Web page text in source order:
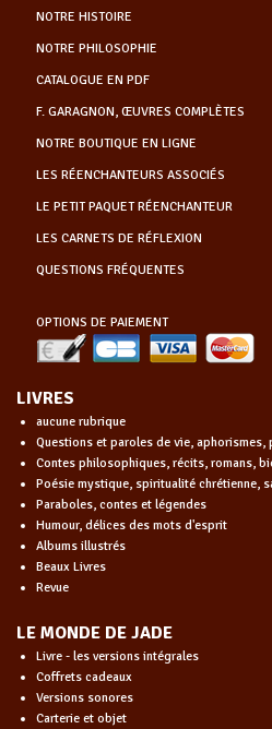
NOTRE HISTOIRE
NOTRE PHILOSOPHIE
CATALOGUE EN PDF
F. GARAGNON, ŒUVRES COMPLÈTES
NOTRE BOUTIQUE EN LIGNE
LES RÉENCHANTEURS ASSOCIÉS
LE PETIT PAQUET RÉENCHANTEUR
LES CARNETS DE RÉFLEXION
QUESTIONS FRÉQUENTES
OPTIONS DE PAIEMENT
LIVRES
aucune rubrique
Questions et paroles de vie, aphorismes,
Contes philosophiques, récits, romans,
Poésie mystique, spiritualité chrétienne,
Paraboles, contes et légendes
Humour, délices des mots d'esprit
Albums illustrés
Beaux Livres
Revue
LE MONDE DE JADE
Livre - les versions intégrales
Coffrets cadeaux
Versions sonores
Carterie et objet